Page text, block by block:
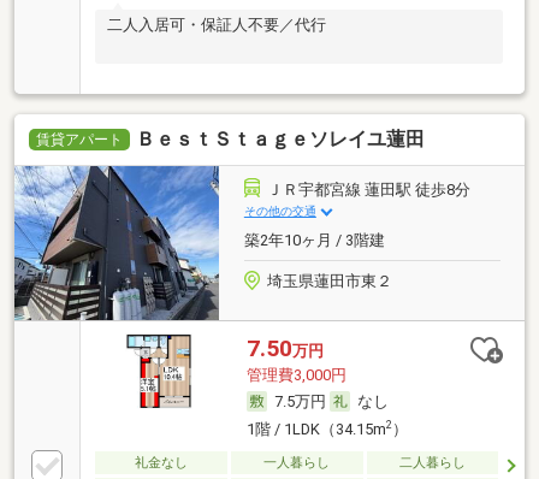
二人入居可・保証人不要／代行
賃貸アパート ＢｅｓｔＳｔａｇｅソレイユ蓮田
ＪＲ宇都宮線 蓮田駅 徒歩8分
その他の交通
築2年10ヶ月 / 3階建
埼玉県蓮田市東２
7.50万円
管理費3,000円
7.5万円
なし
1階 / 1LDK（34.15m2）
礼金なし 一人暮らし 二人暮らし